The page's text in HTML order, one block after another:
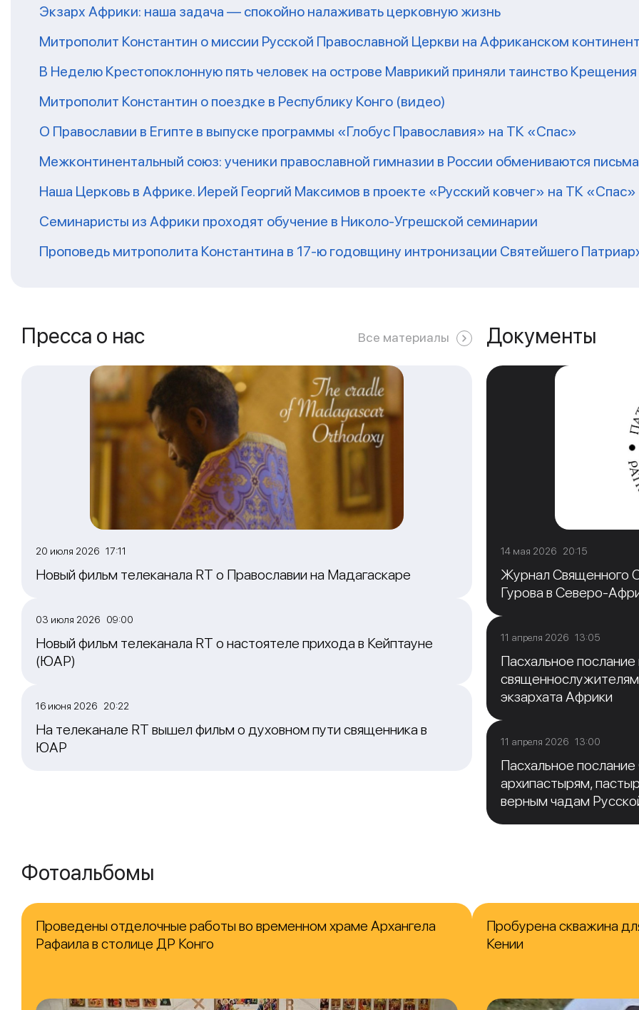
Экзарх Африки: наша задача — спокойно налаживать церковную жизнь
Митрополит Константин о миссии Русской Православной Церкви на Африканском
В Неделю Крестопоклонную пять человек на острове Маврикий приняли таинство Крещения
Митрополит Константин о поездке в Республику Конго (видео)
О Православии в Египте в выпуске программы «Глобус Православия» на ТК «Спас»
Межконтинентальный союз: ученики православной гимназии в России обмениваются
Наша Церковь в Африке. Иерей Георгий Максимов в проекте «Русский ковчег» на ТК «Спас»
Семинаристы из Африки проходят обучение в Николо-Угрешской семинарии
Проповедь митрополита Константина в 17-ю годовщину интронизации Святейшего
Пресса о нас Все материалы
20 июля 2026 17:11
Новый фильм телеканала RT о Православии на Мадагаскаре
03 июля 2026 09:00
Новый фильм телеканала RT о настоятеле прихода в Кейптауне
(ЮАР)
16 июня 2026 20:22
На телеканале RT вышел фильм о духовном пути священника в
ЮАР
Документы
14 мая 2026 20:15
Журнал Священного
Гурова в Северо-
11 апреля 2026 13:05
Пасхальное
экзархата Африки
11 апреля 2026 13:00
Пасхальное
архипастырям,
верным чадам
Фотоальбомы
Проведены отделочные работы во временном храме Архангела
Рафаила в столице ДР Конго
Пробурена скважина
Кении